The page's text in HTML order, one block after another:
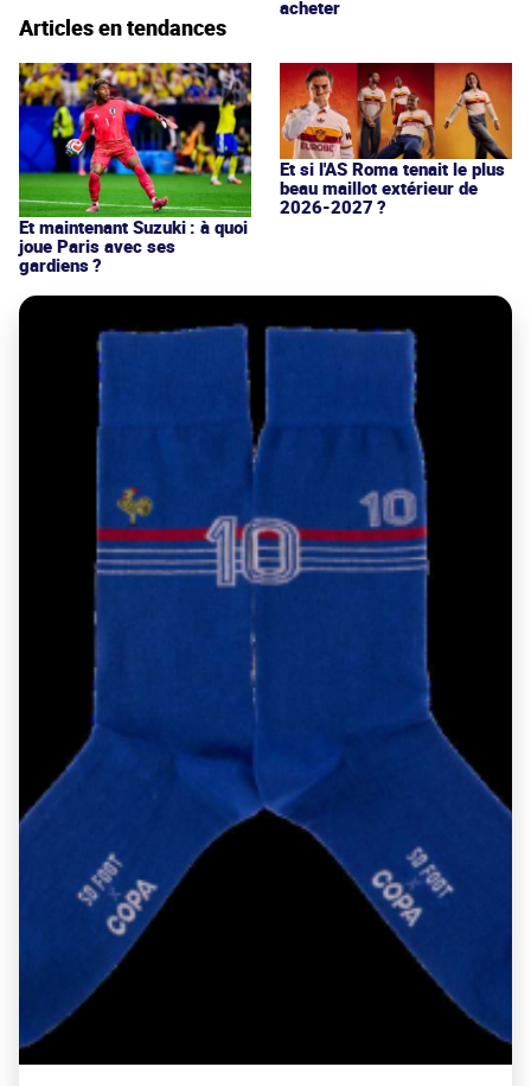
acheter
Articles en tendances
Et maintenant Suzuki : à quoi
joue Paris avec ses
gardiens ?
Et si l'AS Roma tenait le plus
beau maillot extérieur de
2026-2027 ?